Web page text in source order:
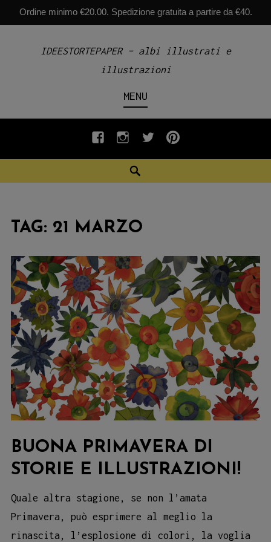
Ordine minimo €20.00. Spedizione gratuita a partire da €40.
IDEESTORTEPAPER – albi illustrati e
illustrazioni
MENU
fb INSTAGRAM
twiterpinterest
TAG: 21 MARZO
BUONA PRIMAVERA DI
STORIE E ILLUSTRAZIONI!
Quale altra stagione, se non l’amata
Primavera, può esprimere al meglio la
rinascita, l’esplosione di colori, la voglia